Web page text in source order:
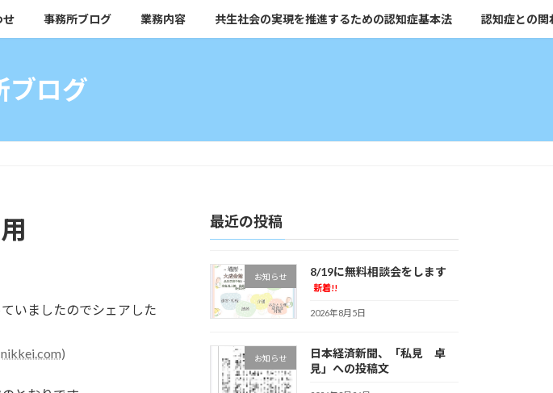
せ 事務所ブログ 業務内容 共生社会の実現を推進するための認知症基本法 認知症との関
ブログ
いましたのでシェアした
最近の投稿
お知らせ 8/19に無料相談会をします
新着!!
2026年8月5日
お知らせ
日本経済新聞、「私見 卓
見」への投稿文